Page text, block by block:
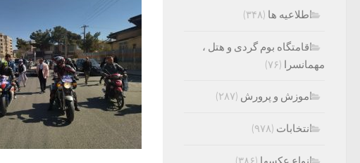
اطلاعیه ها (۳۴۸)
اقامتگاه بوم گردی و هتل ،
مهمانسرا (۷۶)
اموزش و پرورش (۲۸۷)
انتخابات (۹۷۸)